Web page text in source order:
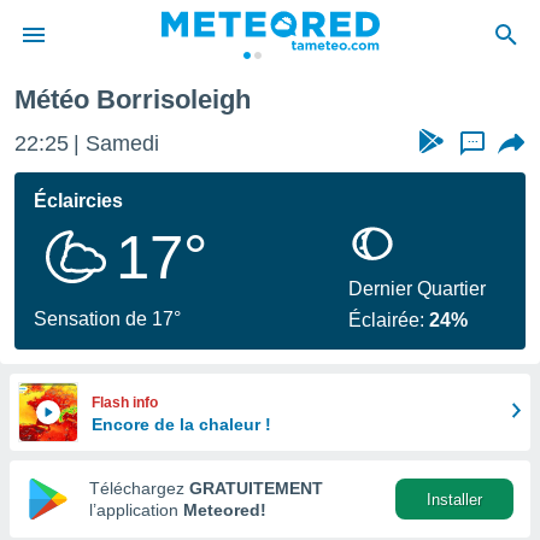
de
en
Météo Borrisoleigh
22:25 Samedi ...
Éclaircies
17°
Sensation de 17°
Dernier Quartier
Éclairée:24%
Flash info
Encore de la chaleur !
Téléchargez GRATUITEMENT
l’application Meteored!
Installer